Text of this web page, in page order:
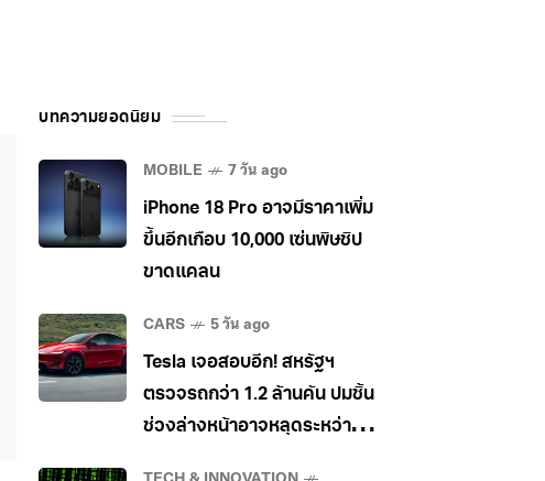
บทความยอดนิยม
MOBILE 7 วัน ago
iPhone 18 Pro อาจมีราคาเพิ่ม
ขึ้นอีกเกือบ 10,000 เซ่นพิษชิป
ขาดแคลน
CARS 5 วัน ago
Tesla เจอสอบอีก! สหรัฐฯ
ตรวจรถกว่า 1.2 ล้านคัน ปมชิ้น
ช่วงล่างหน้าอาจหลุดระหว่าง